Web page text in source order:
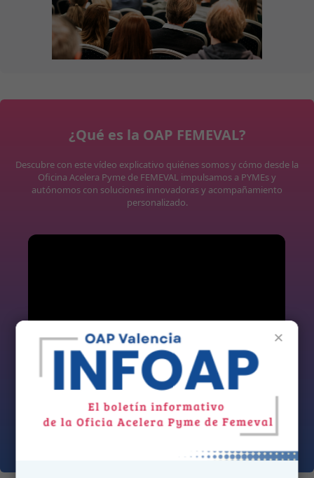
¿Qué es la OAP FEMEVAL?
Descubre con este vídeo explicativo quiénes somos y cómo desde la
Oficina Acelera Pyme de FEMEVAL impulsamos a PYMEs y
autónomos con soluciones innovadoras y acompañamiento
personalizado.
×